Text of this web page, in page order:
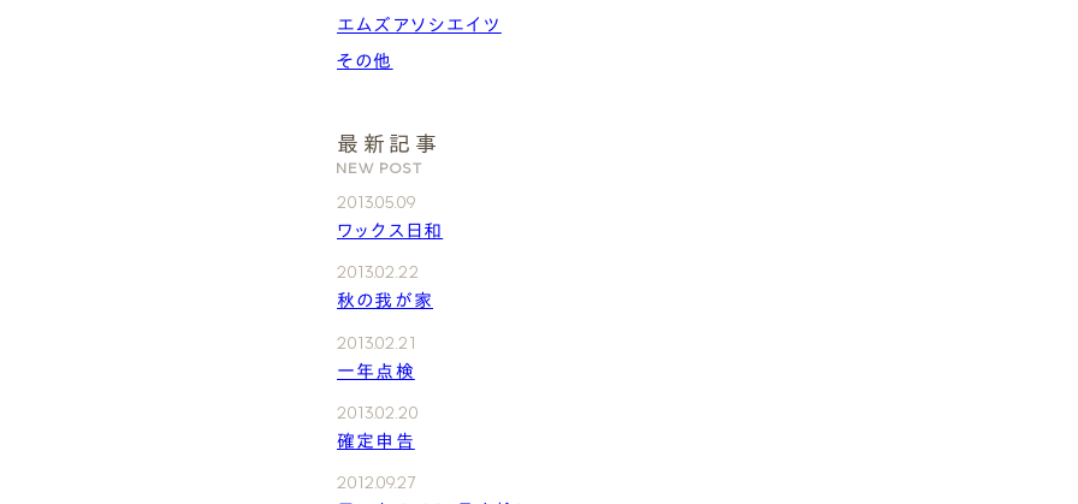
エムズアソシエイツ
その他
最新記事
NEW POST
2013.05.09
ワックス日和
2013.02.22
秋の我が家
2013.02.21
一年点検
2013.02.20
確定申告
2012.09.27